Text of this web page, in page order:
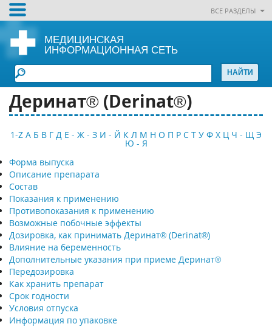
ВСЕ РАЗДЕЛЫ
МЕДИЦИНСКАЯ
ИНФОРМАЦИОННАЯ СЕТЬ
Деринат® (Derinat®)
1-Z А Б В Г Д Е - Ж - З И - Й К Л М Н О П Р С Т У Ф Х Ц Ч - Щ Э
Ю - Я
Форма выпуска
Описание препарата
Состав
Показания к применению
Противопоказания к применению
Возможные побочные эффекты
Дозировка, как принимать Деринат® (Derinat®)
Влияние на беременность
Дополнительные указания при приеме Деринат®
Передозировка
Как хранить препарат
Срок годности
Условия отпуска
Информация по упаковке